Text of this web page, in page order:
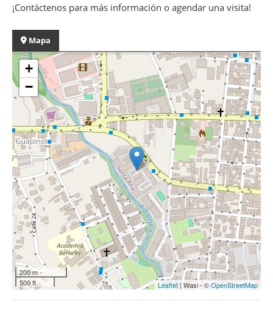
¡Contáctenos para más información o agendar una visita!
Mapa
+
−
200 m
500 ft
Leaflet | Wasi - ©OpenStreetMap